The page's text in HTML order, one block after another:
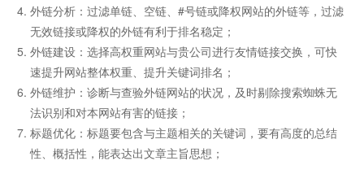
外链分析：过滤单链、空链、#号链或降权网站的外链等，过滤
无效链接或降权的外链有利于排名稳定；
外链建设：选择高权重网站与贵公司进行友情链接交换，可快
速提升网站整体权重、提升关键词排名；
外链维护：诊断与查验外链网站的状况，及时剔除搜索蜘蛛无
法识别和对本网站有害的链接；
标题优化：标题要包含与主题相关的关键词，要有高度的总结
性、概括性，能表达出文章主旨思想；